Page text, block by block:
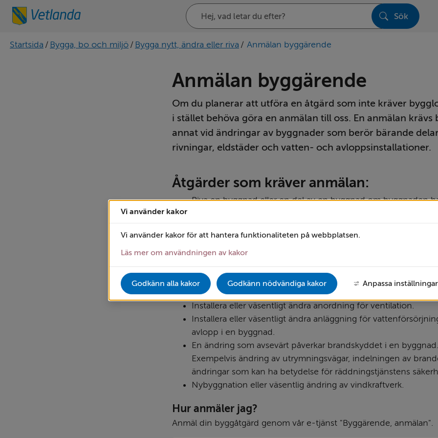
Vi använder kakor
Vi använder kakor för att hantera funktionaliteten på webbplatsen.
Läs mer om användningen av kakor
Godkänn alla kakor Godkänn nödvändiga kakor Anpassa inställningar
Sök
på
webbplatsen
Sök
Startsida / Bygga, bo och miljö / Bygga nytt, ändra eller riva / Anmälan byggärende
Anmälan byggärende
Om du planerar att utföra en åtgärd som inte kräver
i stället behöva göra en anmälan till oss. En anmälan krävs
annat vid ändringar av byggnader som berör bärande
rivningar, eldstäder och vatten- och avloppsinstallationer.
Åtgärder som kräver anmälan:
Riva en byggnad eller en del av en byggnad om byggnaden
ekonomibyggnader utanför detaljplanelagt område.
Ändra en byggnadskonstruktion så att bärande delar berörs.
Installera eller väsentligt ändra braskamin, eldstad, braskassett,
eller värmepanna. Läs mer om uppvärmning här: Energi och
uppvärmning | Vetlanda kommun
Länk till annan webbplats.
Installera eller väsentligt ändra hiss.
Installera eller väsentligt ändra anordning för ventilation.
Installera eller väsentligt ändra anläggning för
avlopp i en byggnad.
En ändring som avsevärt påverkar brandskyddet i en byggnad.
Exempelvis ändring av utrymningsvägar, indelningen av
ändringar som kan ha betydelse för räddningstjänstens
Nybyggnation eller väsentlig ändring av vindkraftverk.
Hur anmäler jag?
Anmäl din byggåtgärd genom vår e-tjänst "Byggärende, anmälan".